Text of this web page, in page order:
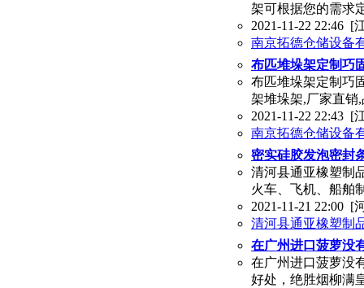
架可根据您的需求
2021-11-22 22:46 [
南京拓德仓储设备
布匹堆垛架定制巧
布匹堆垛架定制巧
架堆垛架,厂家直销
2021-11-22 22:43 [
南京拓德仓储设备
密实硅胶发泡密封
清河县通亚橡塑制
火车、飞机、船舶
2021-11-21 22:00 [
清河县通亚橡塑制
在广州进口菠萝没
在广州进口菠萝没
好处，绝胜烟柳满